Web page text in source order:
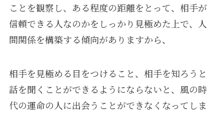
ことを観察し、ある程度の距離をとって、相手が
信頼できる人なのかをしっかり見極めた上で、人
間関係を構築する傾向がありますから、
相手を見極める目をつけること、相手を知ろうと
話を聞くことができるようにならないと、風の時
代の運命の人に出会うことができなくなってしま